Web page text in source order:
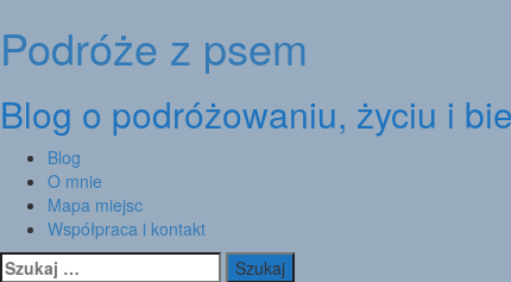
Skip
toPodróże z psem
Blog o podróżowaniu, życiu i
Blog
O mnie
Mapa miejsc
Współpraca i kontakt
Szukaj: